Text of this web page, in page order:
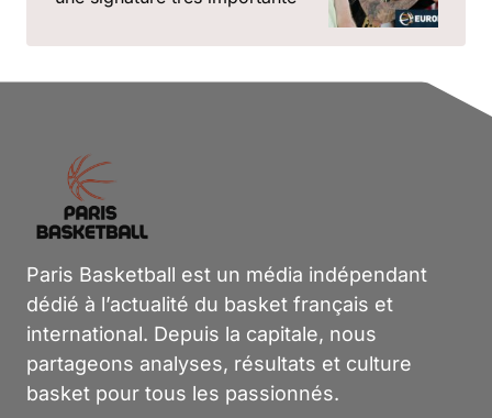
Paris Basketball est un média indépendant
dédié à l’actualité du basket français et
international. Depuis la capitale, nous
partageons analyses, résultats et culture
basket pour tous les passionnés.